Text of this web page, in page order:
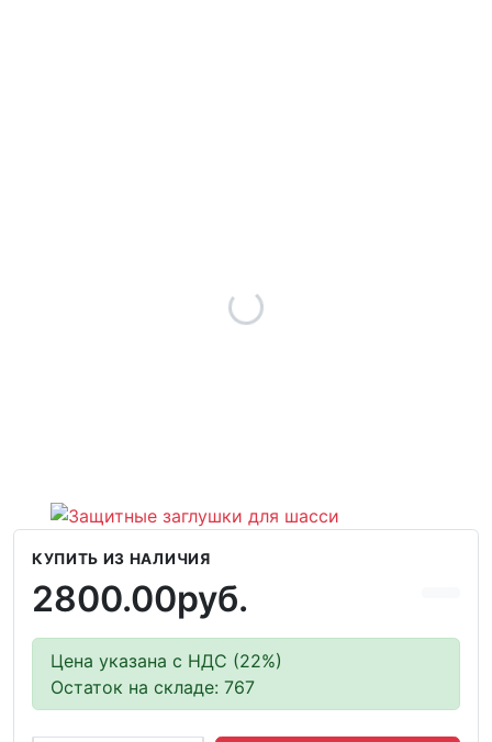
КУПИТЬ ИЗ НАЛИЧИЯ
2800.00руб.
Цена указана с НДС (22%)
Остаток на складе: 767